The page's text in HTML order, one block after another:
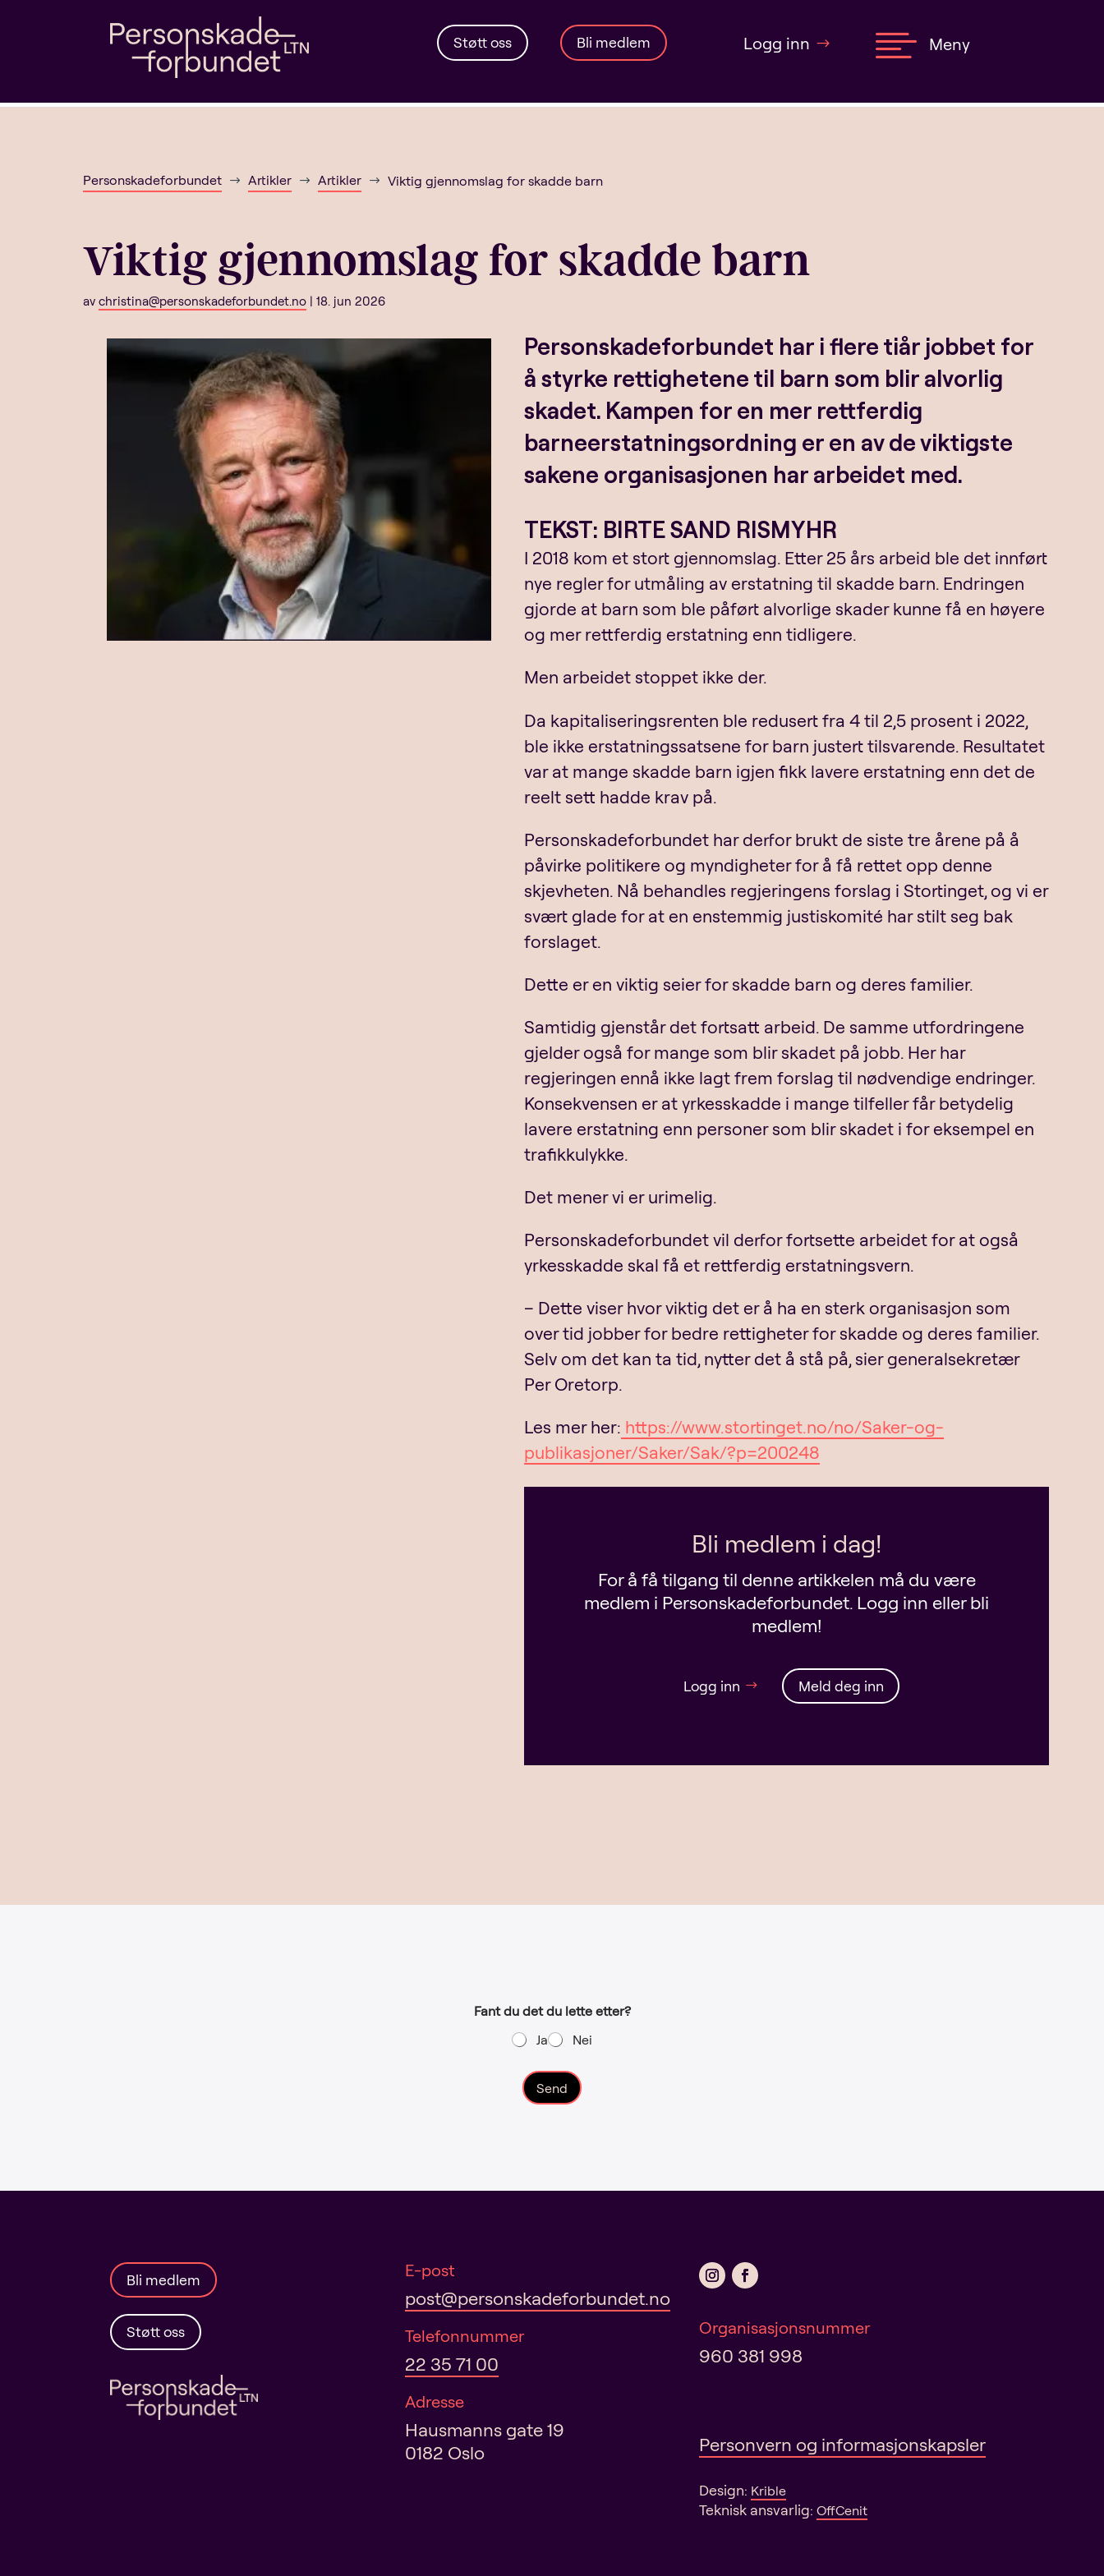
Støtt oss Bli medlem Logg inn  Meny
Personskadeforbundet $ Artikler $ Artikler $ Viktig gjennomslag for skadde barn
Viktig gjennomslag for skadde barn
av christina@personskadeforbundet.no| 18. jun 2026
Personskadeforbundet har i flere tiår jobbet for
å styrke rettighetene til barn som blir alvorlig
skadet. Kampen for en mer rettferdig
barneerstatningsordning er en av de viktigste
sakene organisasjonen har arbeidet med.
TEKST: BIRTE SAND RISMYHR
I 2018 kom et stort gjennomslag. Etter 25 års arbeid ble det innført
nye regler for utmåling av erstatning til skadde barn. Endringen
gjorde at barn som ble påført alvorlige skader kunne få en høyere
og mer rettferdig erstatning enn tidligere.
Men arbeidet stoppet ikke der.
Da kapitaliseringsrenten ble redusert fra 4 til 2,5 prosent i 2022,
ble ikke erstatningssatsene for barn justert tilsvarende. Resultatet
var at mange skadde barn igjen fikk lavere erstatning enn det de
reelt sett hadde krav på.
Personskadeforbundet har derfor brukt de siste tre årene på å
påvirke politikere og myndigheter for å få rettet opp denne
skjevheten. Nå behandles regjeringens forslag i Stortinget, og vi er
svært glade for at en enstemmig justiskomité har stilt seg bak
forslaget.
Dette er en viktig seier for skadde barn og deres familier.
Samtidig gjenstår det fortsatt arbeid. De samme utfordringene
gjelder også for mange som blir skadet på jobb. Her har
regjeringen ennå ikke lagt frem forslag til nødvendige endringer.
Konsekvensen er at yrkesskadde i mange tilfeller får betydelig
lavere erstatning enn personer som blir skadet i for eksempel en
trafikkulykke.
Det mener vi er urimelig.
Personskadeforbundet vil derfor fortsette arbeidet for at også
yrkesskadde skal få et rettferdig erstatningsvern.
– Dette viser hvor viktig det er å ha en sterk organisasjon som
over tid jobber for bedre rettigheter for skadde og deres familier.
Selv om det kan ta tid, nytter det å stå på, sier generalsekretær
Per Oretorp.
Les mer her: https://www.stortinget.no/no/Saker-og-
publikasjoner/Saker/Sak/?p=200248
Bli medlem i dag!
For å få tilgang til denne artikkelen må du være
medlem i Personskadeforbundet. Logg inn eller bli
medlem!
Logg inn Meld deg inn
Fant du det du lette etter?
Ja
Nei
Send
r
e
:
Bli medlem
Støtt oss
E-post
post@personskadeforbundet.no
Telefonnummer
22 35 71 00
Adresse
Hausmanns gate 19
0182 Oslo
Organisasjonsnummer
960 381 998
Personvern og informasjonskapsler
Design: Krible
Teknisk ansvarlig:OffCenit